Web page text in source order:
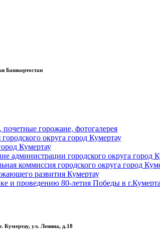
Башкортостан
горожане, фотогалерея
округа город Кумертау
Кумертау
администрации городского округа город
коммиссия городского округа город
развития Кумертау
и проведению 80-летия Победы в
г. Кумертау, ул. Ленина, д.18